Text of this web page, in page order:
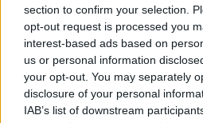
section to confirm your selection.
opt-out request is processed you
interest-based ads based on
us or personal information
your opt-out. You may separately
disclosure of your personal
IAB’s list of downstream